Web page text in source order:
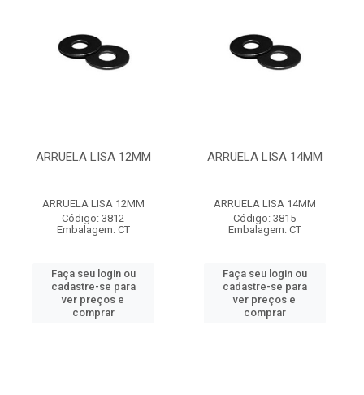
ARRUELA LISA 12MM
ARRUELA LISA 12MM
Código: 3812
Embalagem: CT
Faça seu login ou
cadastre-se para
ver preços e
comprar
ARRUELA LISA 14MM
ARRUELA LISA 14MM
Código: 3815
Embalagem: CT
Faça seu login ou
cadastre-se para
ver preços e
comprar